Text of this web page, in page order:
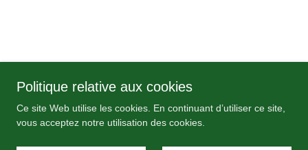
Politique relative aux cookies
Ce site Web utilise les cookies. En continuant d’utiliser ce site,
vous acceptez notre utilisation des cookies.